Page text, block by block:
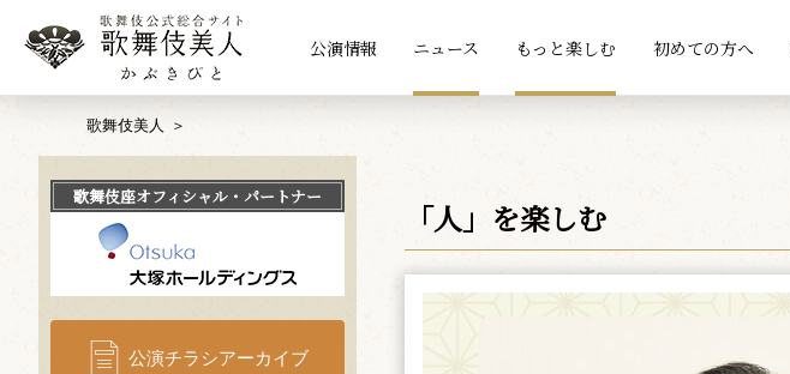
公演情報 ニュース もっと楽しむ 初めての方へ
歌舞伎美人
「人」を楽しむ
歌舞伎座オフィシャル・パートナー
公演チラシアーカイブ